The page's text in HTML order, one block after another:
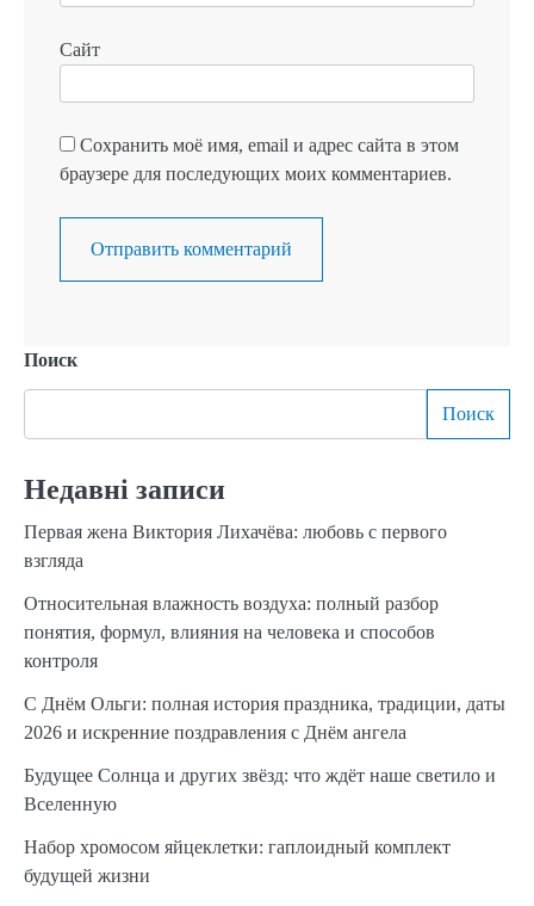
Сайт
Сохранить моё имя, email и адрес сайта в этом
браузере для последующих моих комментариев.
Поиск
Поиск
Недавні записи
Первая жена Виктория Лихачёва: любовь с первого
взгляда
Относительная влажность воздуха: полный разбор
понятия, формул, влияния на человека и способов
контроля
С Днём Ольги: полная история праздника, традиции, даты
2026 и искренние поздравления с Днём ангела
Будущее Солнца и других звёзд: что ждёт наше светило и
Вселенную
Набор хромосом яйцеклетки: гаплоидный комплект
будущей жизни